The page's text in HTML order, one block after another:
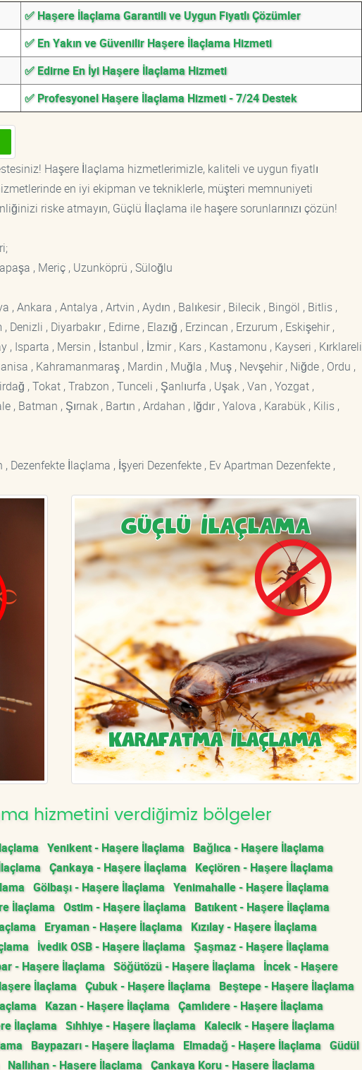
✅ Haşere İlaçlama Garantili ve Uygun Fiyatlı Çözümler
✅ En Yakın ve Güvenilir Haşere İlaçlama Hizmeti
✅ Edirne En İyi Haşere İlaçlama Hizmeti
✅ Profesyonel Haşere İlaçlama Hizmeti - 7/24 Destek
Haşere İlaçlama hizmetlerimizle, kaliteli ve uygun fiyatlı
en iyi ekipman ve tekniklerle, müşteri memnuniyeti
riske atmayın, Güçlü İlaçlama ile haşere sorunlarınızı çözün!
, Meriç , Uzunköprü , Süloğlu
, Ankara , Antalya , Artvin , Aydın , Balıkesir , Bilecik , Bingöl , Bitlis ,
Denizli , Diyarbakır , Edirne , Elazığ , Erzincan , Erzurum , Eskişehir ,
, Isparta , Mersin , İstanbul , İzmir , Kars , Kastamonu , Kayseri , Kırklareli
, Kahramanmaraş , Mardin , Muğla , Muş , Nevşehir , Niğde , Ordu ,
, Tokat , Trabzon , Tunceli , Şanlıurfa , Uşak , Van , Yozgat ,
, Batman , Şırnak , Bartın , Ardahan , Iğdır , Yalova , Karabük , Kilis ,
Dezenfekte İlaçlama , İşyeri Dezenfekte , Ev Apartman Dezenfekte ,
hizmetini verdiğimiz bölgeler
Yenikent - Haşere İlaçlama Bağlıca - Haşere İlaçlama
Çankaya - Haşere İlaçlama Keçiören - Haşere İlaçlama
Gölbaşı - Haşere İlaçlama Yenimahalle - Haşere İlaçlama
İlaçlama Ostim - Haşere İlaçlama Batıkent - Haşere İlaçlama
Eryaman - Haşere İlaçlama Kızılay - Haşere İlaçlama
İvedik OSB - Haşere İlaçlama Şaşmaz - Haşere İlaçlama
- Haşere İlaçlama Söğütözü - Haşere İlaçlama İncek - Haşere
İlaçlama Çubuk - Haşere İlaçlama Beştepe - Haşere İlaçlama
Kazan - Haşere İlaçlama Çamlıdere - Haşere İlaçlama
İlaçlama Sıhhiye - Haşere İlaçlama Kalecik - Haşere İlaçlama
Baypazarı - Haşere İlaçlama Elmadağ - Haşere İlaçlama Güdül
Nallıhan - Haşere İlaçlama Çankaya Koru - Haşere İlaçlama